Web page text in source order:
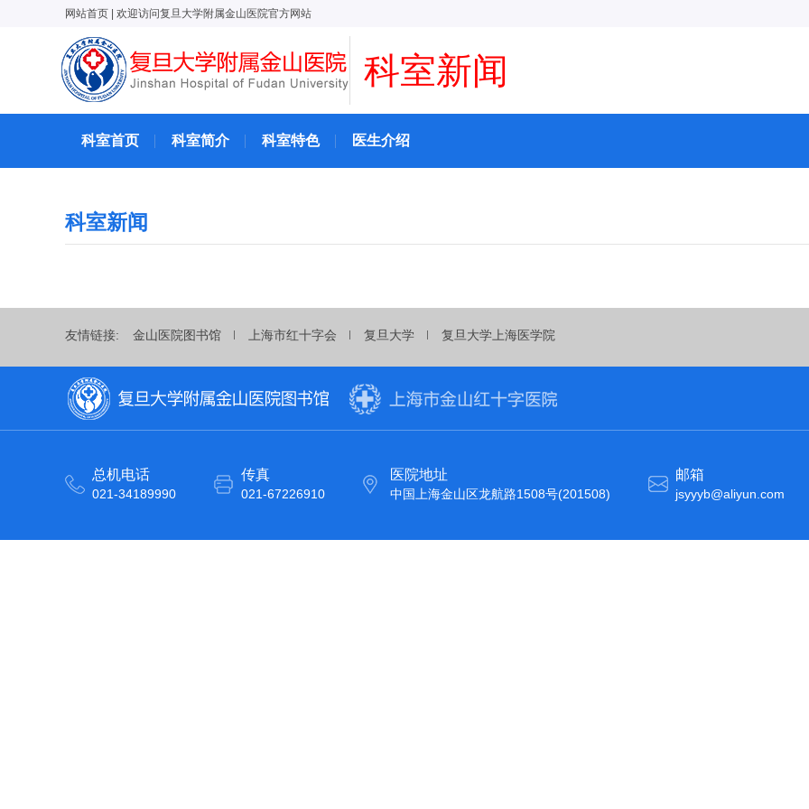
网站首页 | 欢迎访问复旦大学附属金山医院官方网站
科室新闻
科室首页 科室简介 科室特色 医生介绍
科室新闻
友情链接: 金山医院图书馆 上海市红十字会 复旦大学 复旦大学上海医学院
总机电话
021-34189990
传真
021-67226910
医院地址
中国上海金山区龙航路1508号(201508)
邮箱
jsyyyb@aliyun.com